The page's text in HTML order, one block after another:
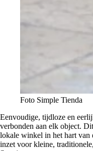
Foto Simple Tienda
Eenvoudige, tijdloze en
verbonden aan elk object.
lokale winkel in het hart
inzet voor kleine,